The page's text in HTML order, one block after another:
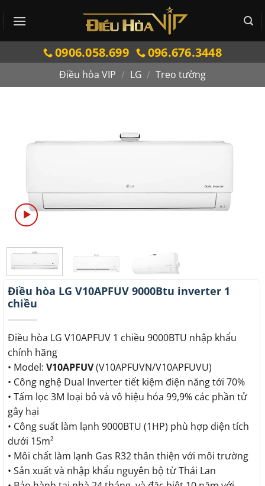
qua
0906.058.699 096.676.3448
Điều hòa VIP / LG / Treo tường
Điều hòa LG V10APFUV 9000Btu inverter 1
chiều
Điều hòa LG V10APFUV 1 chiều 9000BTU nhập khẩu
chính hãng
• Model: V10APFUV(V10APFUVN/V10APFUVU)
• Công nghệ Dual Inverter tiết kiệm điện năng tới 70%
• Tấm lọc 3M loại bỏ và vô hiệu hóa 99,9% các phần tử
gây hại
• Công suất làm lạnh 9000BTU (1HP) phù hợp diện tích
dưới 15m²
• Môi chất làm lạnh Gas R32 thân thiện với môi trường
• Sản xuất và nhập khẩu nguyên bộ từ Thái Lan